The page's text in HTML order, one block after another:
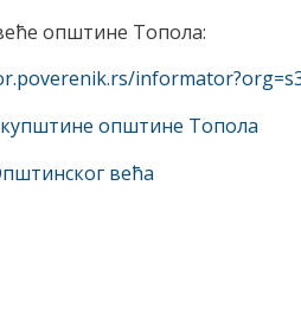
општине Топола:
општине Топола
већа